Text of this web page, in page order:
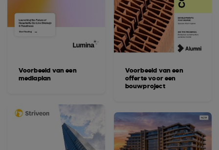
Voorbeeld van een
mediaplan
Voorbeeld van een
offerte voor een
bouwproject